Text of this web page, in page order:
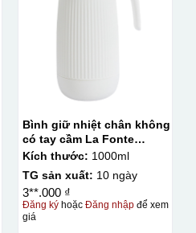
Bình giữ nhiệt chân không
có tay cầm La Fonte
1000ml – 011655
Kích thước: 1000ml
TG sản xuất: 10 ngày
3**.000 ₫
Đăng ký hoặcĐăng nhập để xem
giá